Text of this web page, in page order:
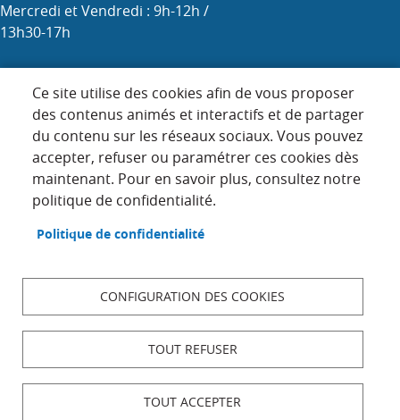
Ce site utilise des cookies afin de vous proposer
des contenus animés et interactifs et de partager
du contenu sur les réseaux sociaux. Vous pouvez
accepter, refuser ou paramétrer ces cookies dès
maintenant. Pour en savoir plus, consultez notre
politique de confidentialité.
Politique de confidentialité
CONFIGURATION DES COOKIES
TOUT REFUSER
TOUT ACCEPTER
Mercredi et Vendredi : 9h-12h /
13h30-17h
Menu
Pied
page
ACCUEIL
PLAN DU SITE
CONTACT
DONNÉES PERSONNELLES
ACCESSIBILITÉ : NON CONFORME
S'IDENTIFIER